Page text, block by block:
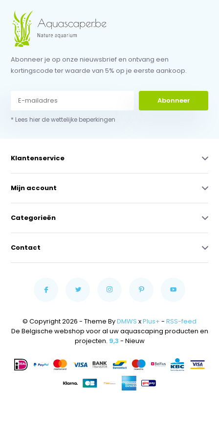
Abonneer je op onze nieuwsbrief en ontvang een
kortingscode ter waarde van 5% op je eerste aankoop.
Abonneer
* Lees hier de wettelijke beperkingen
Klantenservice
Mijn account
Categorieën
Contact
© Copyright 2026 - Theme ByDMWS xPlus+ - RSS-feed
De Belgische webshop voor al uw aquascaping producten en
projecten. 9,3 - Nieuw